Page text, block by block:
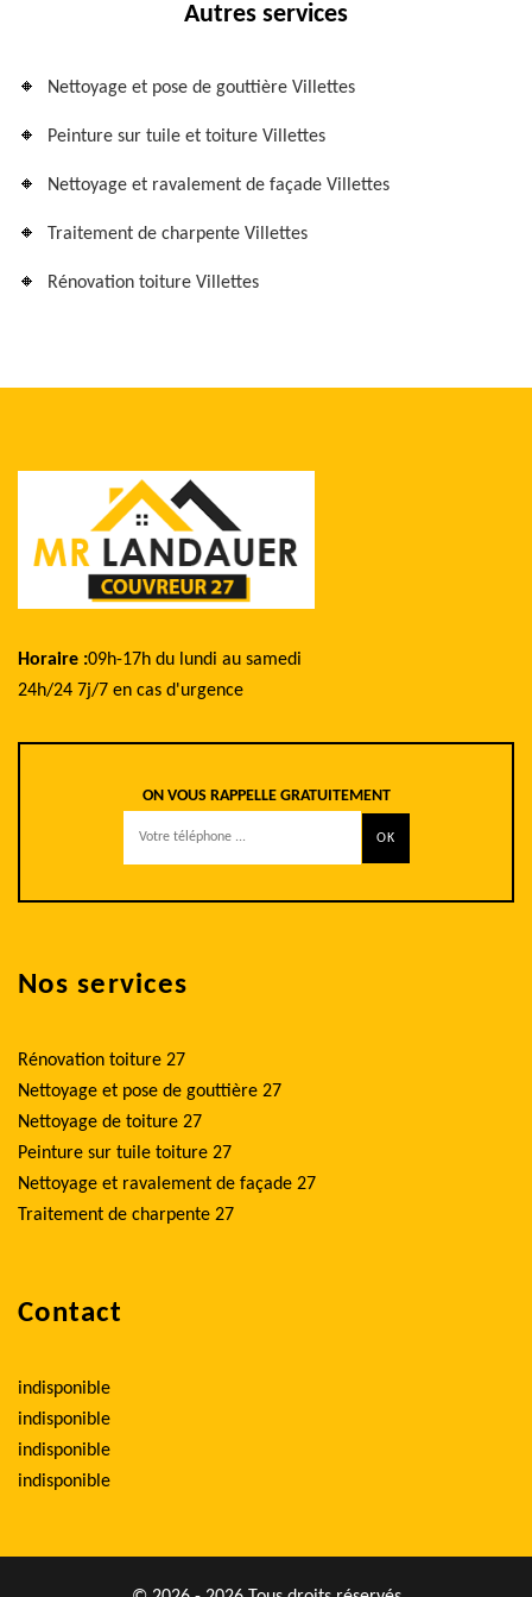
Autres services
Nettoyage et pose de gouttière Villettes
Peinture sur tuile et toiture Villettes
Nettoyage et ravalement de façade Villettes
Traitement de charpente Villettes
Rénovation toiture Villettes
Horaire :09h-17h du lundi au samedi
24h/24 7j/7 en cas d'urgence
ON VOUS RAPPELLE GRATUITEMENT
Nos services
Rénovation toiture 27
Nettoyage et pose de gouttière 27
Nettoyage de toiture 27
Peinture sur tuile toiture 27
Nettoyage et ravalement de façade 27
Traitement de charpente 27
Contact
indisponible
indisponible
indisponible
indisponible